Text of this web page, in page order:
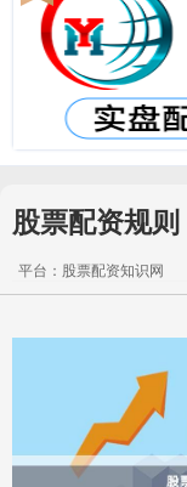
股票配资规
平台：股票配资知识网